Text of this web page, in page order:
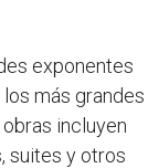
exponentes
más grandes
incluyen
suites y otros